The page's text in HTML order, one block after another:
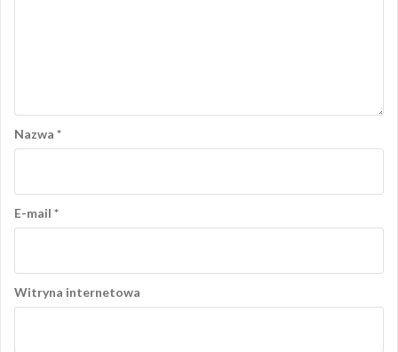
Nazwa *
E-mail *
Witryna internetowa